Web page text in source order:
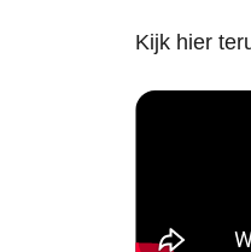
Kijk hier